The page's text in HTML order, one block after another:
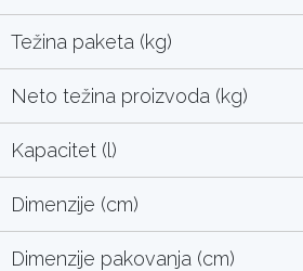
Težina paketa (kg)
Neto težina proizvoda (kg)
Kapacitet (l)
Dimenzije (cm)
Dimenzije pakovanja (cm)